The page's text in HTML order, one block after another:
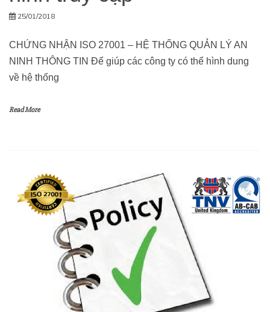
25/01/2018
CHỨNG NHẬN ISO 27001 – HỆ THỐNG QUẢN LÝ AN
NINH THÔNG TIN Để giúp các công ty có thể hình dung
về hệ thống
Read More